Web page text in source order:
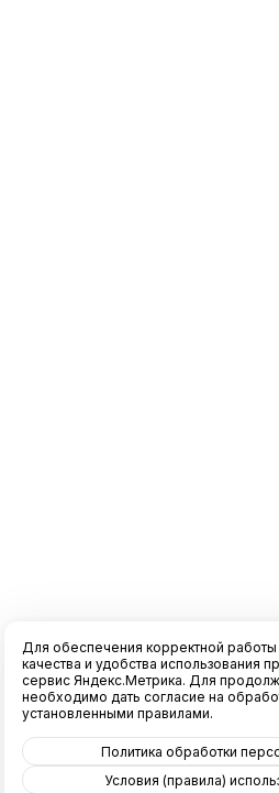
Для обеспечения корректной работы
качества и удобства использования
сервис Яндекс.Метрика. Для
необходимо дать согласие на
установленными правилами.
Политика обработки
Условия (правила)